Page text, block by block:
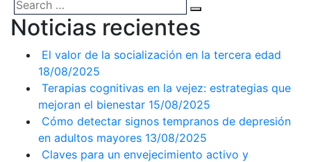
Noticias recientes
El valor de la socialización en la tercera edad
18/08/2025
Terapias cognitivas en la vejez: estrategias que
mejoran el bienestar 15/08/2025
Cómo detectar signos tempranos de depresión
en adultos mayores 13/08/2025
Claves para un envejecimiento activo y